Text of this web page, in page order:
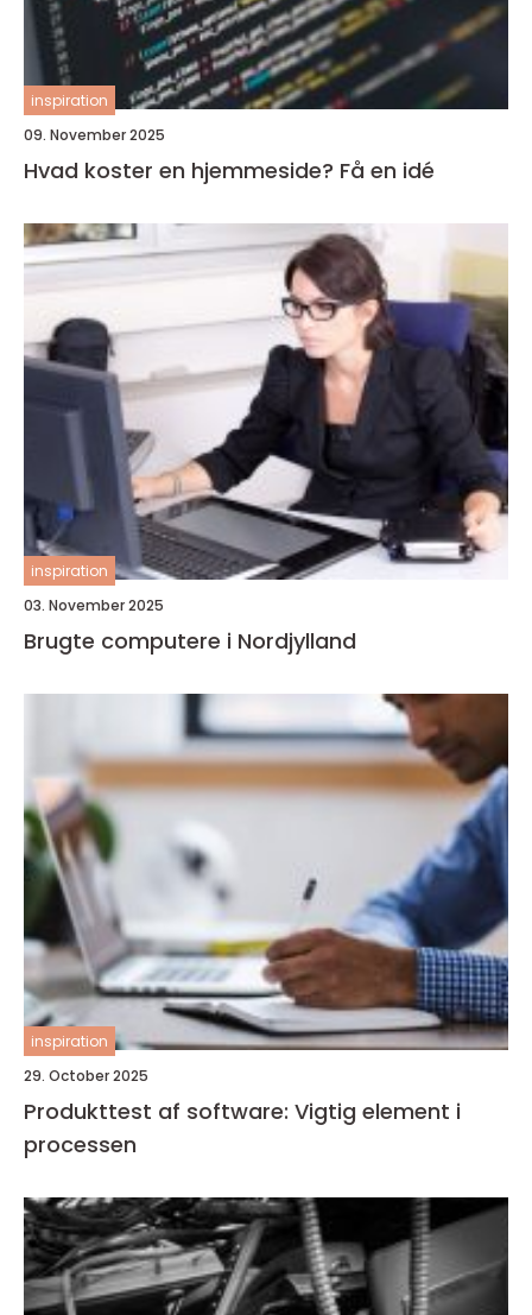
inspiration
09. November 2025
Hvad koster en hjemmeside? Få en idé
inspiration
03. November 2025
Brugte computere i Nordjylland
inspiration
29. October 2025
Produkttest af software: Vigtig element i
processen